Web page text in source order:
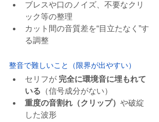
ブレスや口のノイズ、不要なクリ
ック等の整理
カット間の音質差を“目立たなく”す
る調整
整音で難しいこと（限界が出やすい）
セリフが 完全に環境音に埋もれて
いる （信号成分がない）
重度の音割れ（クリップ） や破綻
した波形